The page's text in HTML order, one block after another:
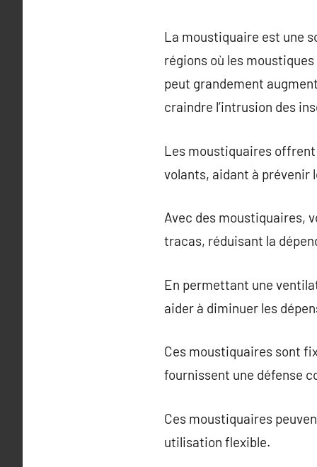
La moustiquaire est une
régions où les
peut grandement
craindre l’intrusion des
Les moustiquaires
volants, aidant à prévenir
Avec des moustiquaires,
tracas, réduisant la
En permettant une
aider à diminuer les
Ces moustiquaires sont
fournissent une défense
Ces moustiquaires
utilisation flexible.